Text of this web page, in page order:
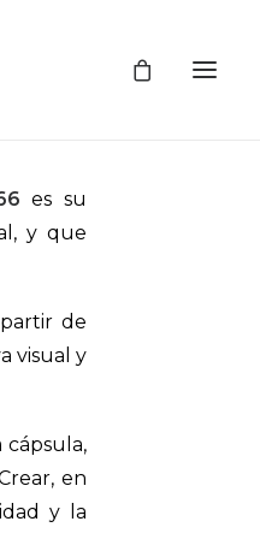
es su
y que
de
visual y
en
y la